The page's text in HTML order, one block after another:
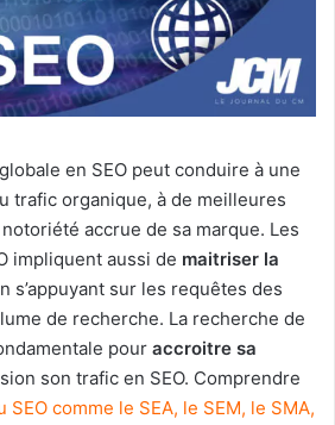
en SEO peut conduire à une
trafic organique, à de meilleures
accrue de sa marque. Les
impliquent aussi de maitriser la
s’appuyant sur les requêtes des
de recherche. La recherche de
pour accroitre sa
son trafic en SEO. Comprendre
comme le SEA, le SEM, le SMA,